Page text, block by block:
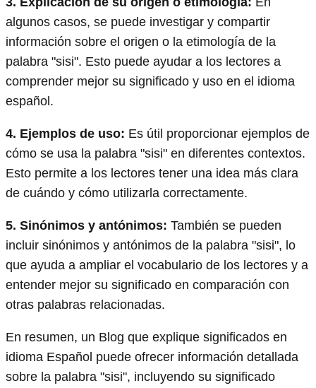
algunos casos, se puede investigar y compartir
información sobre el origen o la etimología de la
palabra "sisi". Esto puede ayudar a los lectores a
comprender mejor su significado y uso en el idioma
español.
4. Ejemplos de uso: Es útil proporcionar ejemplos de
cómo se usa la palabra "sisi" en diferentes contextos.
Esto permite a los lectores tener una idea más clara
de cuándo y cómo utilizarla correctamente.
5. Sinónimos y antónimos: También se pueden
incluir sinónimos y antónimos de la palabra "sisi", lo
que ayuda a ampliar el vocabulario de los lectores y a
entender mejor su significado en comparación con
otras palabras relacionadas.
En resumen, un Blog que explique significados en
idioma Español puede ofrecer información detallada
sobre la palabra "sisi", incluyendo su significado